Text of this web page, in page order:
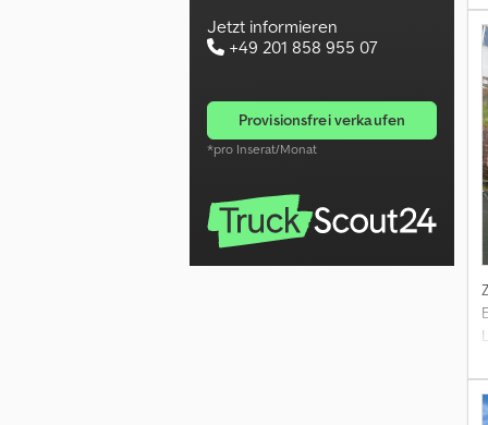
Jetzt informieren
+49 201 858 955 07
provisionsfrei verkaufen
*pro Inserat/Monat